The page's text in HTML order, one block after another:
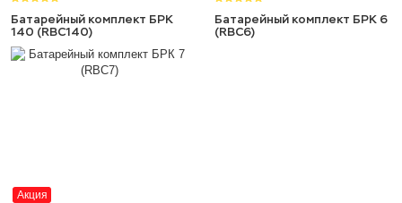
Батарейный комплект БРК
140 (RBC140)
Батарейный комплект БРК 6
(RBC6)
Акция